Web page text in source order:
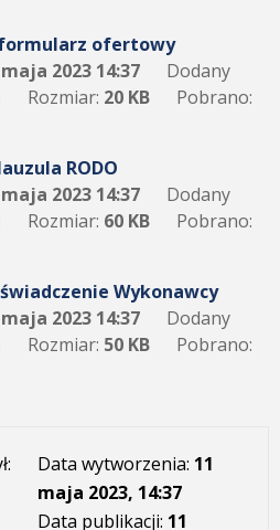
formularz ofertowy
2023 14:37
Dodany
Rozmiar: 20 KB
Pobrano:
RODO
2023 14:37
Dodany
Rozmiar: 60 KB
Pobrano:
Wykonawcy
2023 14:37
Dodany
Rozmiar: 50 KB
Pobrano:
Data wytworzenia: 11
maja 2023, 14:37
Data publikacji: 11